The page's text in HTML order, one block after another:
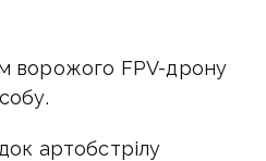
ворожого FPV-дрону
артобстрілу